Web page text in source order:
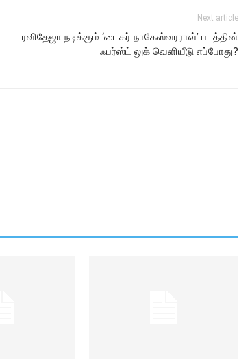
Next article
ரவிதேஜா நடிக்கும் ‘டைகர் நாகேஸ்வரராவ்’ படத்தின்
ஃபர்ஸ்ட் லுக் வெளியீடு எப்போது?